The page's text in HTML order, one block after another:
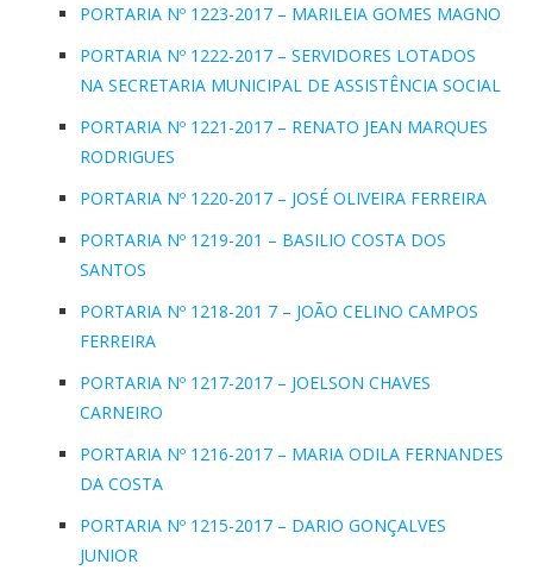
PORTARIA Nº 1223-2017 – MARILEIA GOMES MAGNO
PORTARIA Nº 1222-2017 – SERVIDORES LOTADOS
NA SECRETARIA MUNICIPAL DE ASSISTÊNCIA SOCIAL
PORTARIA Nº 1221-2017 – RENATO JEAN MARQUES
RODRIGUES
PORTARIA Nº 1220-2017 – JOSÉ OLIVEIRA FERREIRA
PORTARIA Nº 1219-201 – BASILIO COSTA DOS
SANTOS
PORTARIA Nº 1218-201 7 – JOÃO CELINO CAMPOS
FERREIRA
PORTARIA Nº 1217-2017 – JOELSON CHAVES
CARNEIRO
PORTARIA Nº 1216-2017 – MARIA ODILA FERNANDES
DA COSTA
PORTARIA Nº 1215-2017 – DARIO GONÇALVES
JUNIOR